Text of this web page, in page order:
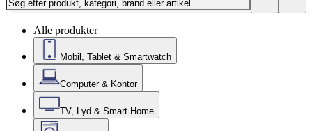
Alle produkter
Mobil, Tablet & Smartwatch
Computer & Kontor
TV, Lyd & Smart Home